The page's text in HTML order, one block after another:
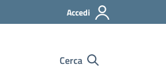
Accedi
Cerca